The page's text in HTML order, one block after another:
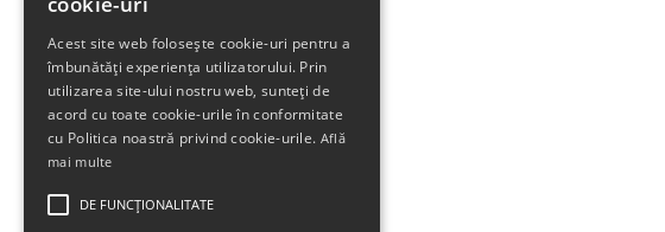
Acest site web folosește cookie-uri pentru a
îmbunătăți experiența utilizatorului. Prin
utilizarea site-ului nostru web, sunteți de
acord cu toate cookie-urile în conformitate
cu Politica noastră privind cookie-urile. Află
mai multe
DE FUNCŢIONALITATE